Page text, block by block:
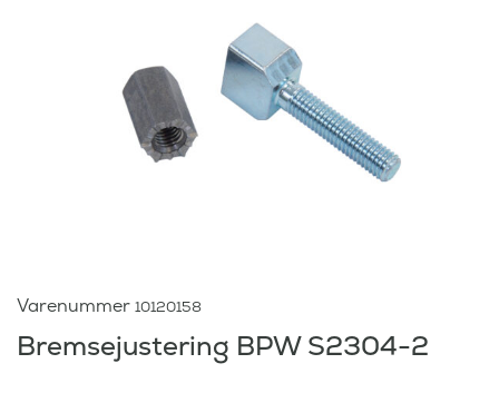
Varenummer 10120158
Bremsejustering BPW S2304-2